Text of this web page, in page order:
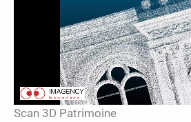
Scan 3D Patrimoine